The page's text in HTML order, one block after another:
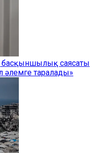
басқыншылық саясаты
әлемге таралады»